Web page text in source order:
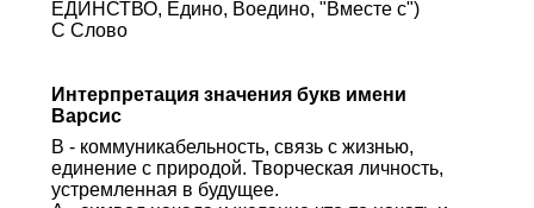
ЕДИНСТВО, Едино, Воедино, "Вместе с")
С Слово
Интерпретация значения букв имени
Варсис
В - коммуникабельность, связь с жизнью,
единение с природой. Творческая личность,
устремленная в будущее.